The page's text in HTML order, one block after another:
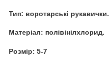
Тип: воротарські рукавички.
Матеріал: полівінілхлорид.
Розмір: 5-7